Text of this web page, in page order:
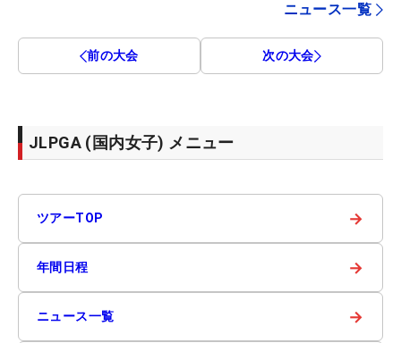
ニュース一覧
前の大会 次の大会
JLPGA (国内女子) メニュー
ツアーTOP →
年間日程 →
ニュース一覧 →